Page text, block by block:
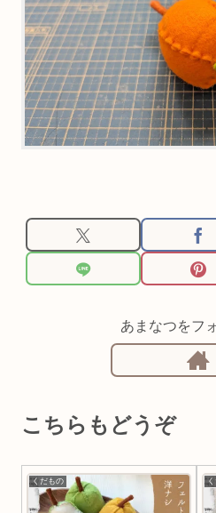
あまなつをフ
こちらもどうぞ
くだもの